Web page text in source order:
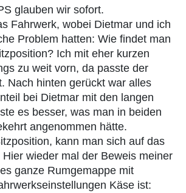
glauben wir sofort.
Fahrwerk, wobei Dietmar und ich
Problem hatten: Wie findet man
Ich mit eher kurzen
zu weit vorn, da passte der
Nach hinten gerückt war alles
bei Dietmar mit den langen
es besser, was man in beiden
angenommen hätte.
kann man sich auf das
wieder mal der Beweis meiner
ganze Rumgemappe mit
Käse ist: